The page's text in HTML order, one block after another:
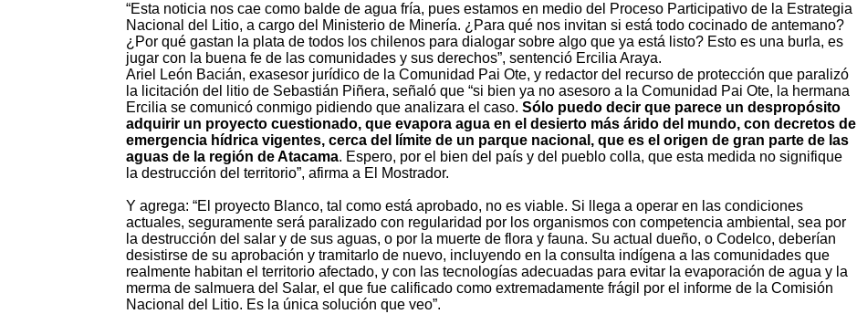
“Esta noticia nos cae como balde de agua fría, pues estamos en medio del Proceso Participativo de la Estrategia
Nacional del Litio, a cargo del Ministerio de Minería. ¿Para qué nos invitan si está todo cocinado de antemano?
¿Por qué gastan la plata de todos los chilenos para dialogar sobre algo que ya está listo? Esto es una burla, es
jugar con la buena fe de las comunidades y sus derechos”, sentenció Ercilia Araya.
Ariel León Bacián, exasesor jurídico de la Comunidad Pai Ote, y redactor del recurso de protección que paralizó
la licitación del litio de Sebastián Piñera, señaló que “si bien ya no asesoro a la Comunidad Pai Ote, la hermana
Ercilia se comunicó conmigo pidiendo que analizara el caso. Sólo puedo decir que parece un despropósito
adquirir un proyecto cuestionado, que evapora agua en el desierto más árido del mundo, con decretos de
emergencia hídrica vigentes, cerca del límite de un parque nacional, que es el origen de gran parte de las
aguas de la región de Atacama. Espero, por el bien del país y del pueblo colla, que esta medida no signifique
la destrucción del territorio”, afirma a El Mostrador.
Y agrega: “El proyecto Blanco, tal como está aprobado, no es viable. Si llega a operar en las condiciones
actuales, seguramente será paralizado con regularidad por los organismos con competencia ambiental, sea por
la destrucción del salar y de sus aguas, o por la muerte de flora y fauna. Su actual dueño, o Codelco, deberían
desistirse de su aprobación y tramitarlo de nuevo, incluyendo en la consulta indígena a las comunidades que
realmente habitan el territorio afectado, y con las tecnologías adecuadas para evitar la evaporación de agua y la
merma de salmuera del Salar, el que fue calificado como extremadamente frágil por el informe de la Comisión
Nacional del Litio. Es la única solución que veo”.